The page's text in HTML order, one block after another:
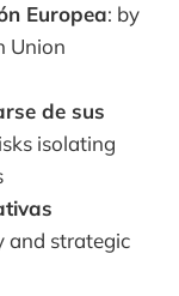
Europea: by
Union
de sus
isolating
and strategic